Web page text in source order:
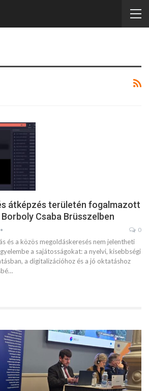
átképzés területén fogalmazott
Csaba Brüsszelben
0
és a közös megoldáskeresés nem jelentheti
a sajátosságokat: a nyelvi, kisebbségi
a digitalizációhoz és a jó oktatáshoz